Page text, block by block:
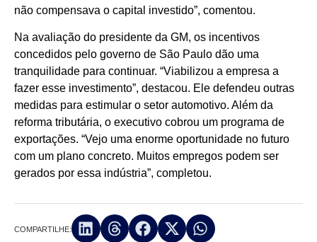
não compensava o capital investido”, comentou.
Na avaliação do presidente da GM, os incentivos
concedidos pelo governo de São Paulo dão uma
tranquilidade para continuar. “Viabilizou a empresa a
fazer esse investimento”, destacou. Ele defendeu outras
medidas para estimular o setor automotivo. Além da
reforma tributária, o executivo cobrou um programa de
exportações. “Vejo uma enorme oportunidade no futuro
com um plano concreto. Muitos empregos podem ser
gerados por essa indústria”, completou.
COMPARTILHE: